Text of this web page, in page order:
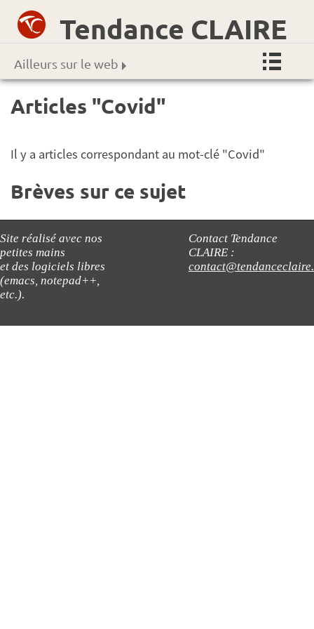
Tendance CLAIRE
Ailleurs sur le web
Articles "Covid"
Il y a articles correspondant au mot-clé "Covid"
Brèves sur ce sujet
Site réalisé avec nos
petites mains
et des logiciels libres
(emacs, notepad++,
etc.).
Contact Tendance
CLAIRE :